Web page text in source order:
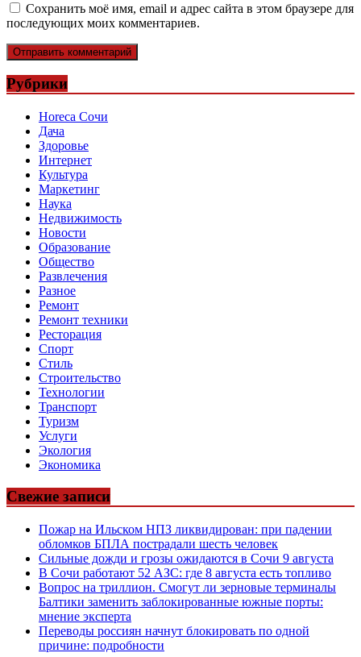
Сохранить моё имя, email и адрес сайта в этом браузере для
последующих моих комментариев.
Рубрики
Horeca Сочи
Дача
Здоровье
Интернет
Культура
Маркетинг
Наука
Недвижимость
Новости
Образование
Общество
Развлечения
Разное
Ремонт
Ремонт техники
Ресторация
Спорт
Стиль
Строительство
Технологии
Транспорт
Туризм
Услуги
Экология
Экономика
Свежие записи
Пожар на Ильском НПЗ ликвидирован: при падении
обломков БПЛА пострадали шесть человек
Сильные дожди и грозы ожидаются в Сочи 9 августа
В Сочи работают 52 АЗС: где 8 августа есть топливо
Вопрос на триллион. Смогут ли зерновые терминалы
Балтики заменить заблокированные южные порты:
мнение эксперта
Переводы россиян начнут блокировать по одной
причине: подробности